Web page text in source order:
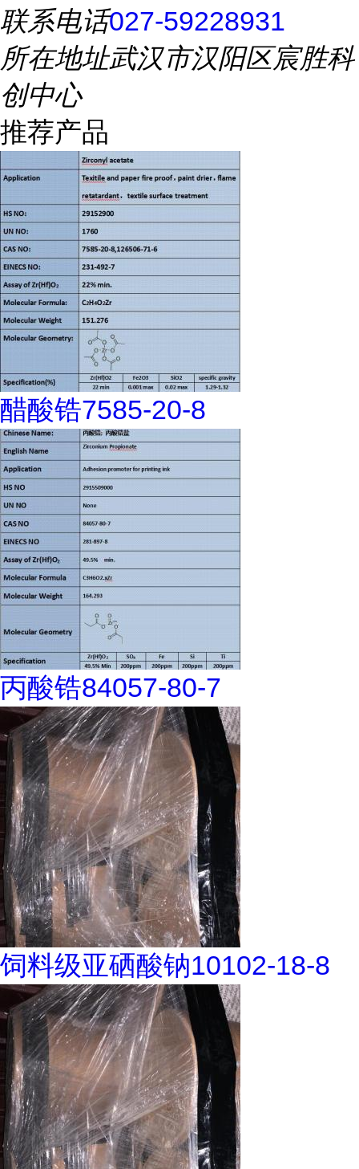
联系电话027-59228931
所在地址武汉市汉阳区宸胜科
创中心
推荐产品
醋酸锆7585-20-8
丙酸锆84057-80-7
饲料级亚硒酸钠10102-18-8